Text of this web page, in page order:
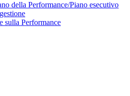
della Performance/Piano esecutivo
sulla Performance